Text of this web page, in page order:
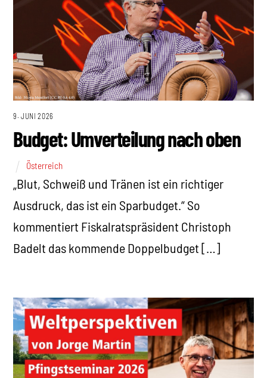
9. JUNI 2026
Budget: Umverteilung nach oben
Österreich
„Blut, Schweiß und Tränen ist ein richtiger
Ausdruck, das ist ein Sparbudget.“ So
kommentiert Fiskalratspräsident Christoph
Badelt das kommende Doppelbudget […]